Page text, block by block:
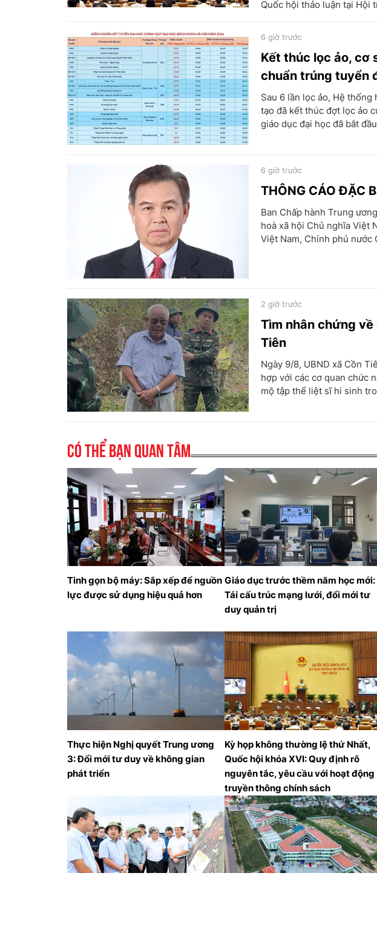
Quốc hội thảo luận tại Hội
Kết thúc lọc ảo, cơ
chuẩn trúng tuyển
6 giờ trước
Sau 6 lần lọc ảo, Hệ
tạo đã kết thúc đợt lọc ảo
giáo dục đại học đã bắt
THÔNG CÁO ĐẶC
6 giờ trước
Ban Chấp hành Trung
hoà xã hội Chủ nghĩa Việt
Việt Nam, Chính phủ nước
Tìm nhân chứng
Tiên
2 giờ trước
Ngày 9/8, UBND xã Cồn
hợp với các cơ quan chức
mộ tập thể liệt sĩ hi sinh
Có thể bạn quan tâm
Tinh gọn bộ máy: Sắp xếp để nguồn
lực được sử dụng hiệu quả hơn
Giáo dục trước thềm năm học mới:
Tái cấu trúc mạng lưới, đổi mới tư
duy quản trị
Thực hiện Nghị quyết Trung ương
3: Đổi mới tư duy về không gian
phát triển
Kỳ họp không thường lệ thứ Nhất,
Quốc hội khóa XVI: Quy định rõ
nguyên tắc, yêu cầu với hoạt động
truyền thông chính sách